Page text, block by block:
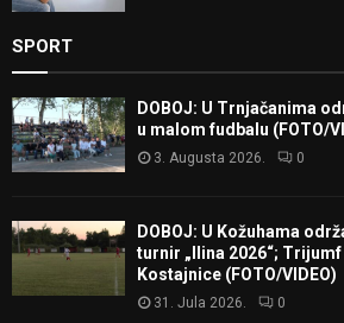
SPORT
DOBOJ: U Trnjačanima
u malom fudbalu (FOTO/
3. Augusta 2026. 0
DOBOJ: U Kožuhama
turnir „Ilina 2026“;
Kostajnice (FOTO/VIDEO)
31. Jula 2026. 0